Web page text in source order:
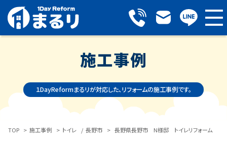
施工事例
１DayReformまるリが対応した、リフォームの施工事例です。
TOP > 施工事例 > トイレ / 長野市 > 長野県長野市 N様邸 トイレリフォーム